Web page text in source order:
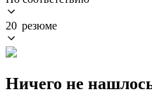
20 резюме
Ничего не